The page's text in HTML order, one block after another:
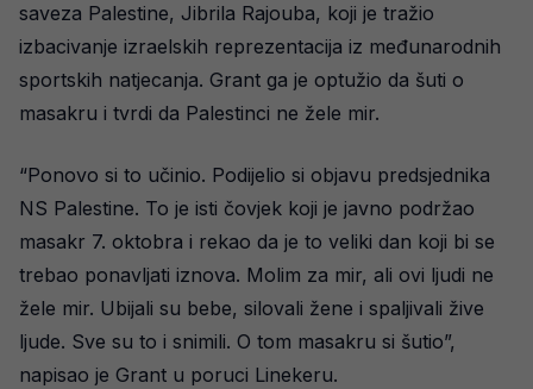
saveza Palestine, Jibrila Rajouba, koji je tražio
izbacivanje izraelskih reprezentacija iz međunarodnih
sportskih natjecanja. Grant ga je optužio da šuti o
masakru i tvrdi da Palestinci ne žele mir.
“Ponovo si to učinio. Podijelio si objavu predsjednika
NS Palestine. To je isti čovjek koji je javno podržao
masakr 7. oktobra i rekao da je to veliki dan koji bi se
trebao ponavljati iznova. Molim za mir, ali ovi ljudi ne
žele mir. Ubijali su bebe, silovali žene i spaljivali žive
ljude. Sve su to i snimili. O tom masakru si šutio”,
napisao je Grant u poruci Linekeru.